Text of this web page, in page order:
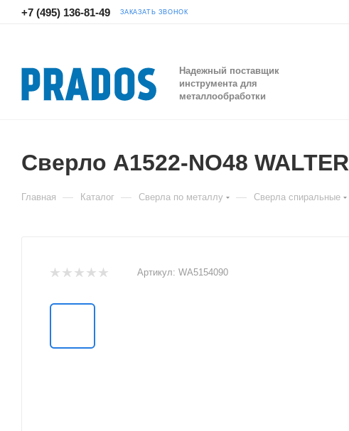
+7 (495) 136-81-49 ЗАКАЗАТЬ ЗВОНОК
Надежный поставщик
инструмента для
металлообработки
Сверло A1522-NO48 WALTER
Главная — Каталог — Сверла по металлу — Сверла спиральные
Артикул: WA5154090